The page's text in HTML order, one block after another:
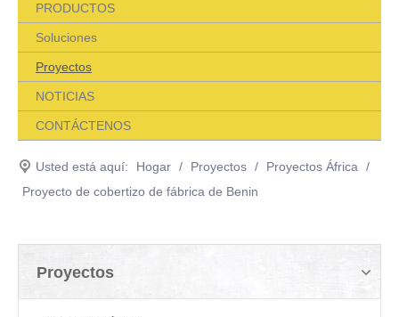
PRODUCTOS
Soluciones
Proyectos
NOTICIAS
CONTÁCTENOS
Usted está aquí: Hogar / Proyectos / Proyectos África
/
Proyecto de cobertizo de fábrica de Benin
Proyectos